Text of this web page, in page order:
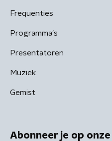
Frequenties
Programma's
Presentatoren
Muziek
Gemist
Abonneer je op